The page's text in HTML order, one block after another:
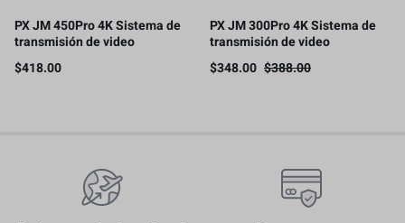
PX JM 450Pro 4K Sistema de
transmisión de video
inalámbrico, transmisor y
receptor SDI/HDMI, 300m
$418.00
PX JM 300Pro 4K Sistema de
transmisión de video
inalámbrico, transmisor y
receptor HDMI, 300m
$348.00 $388.00